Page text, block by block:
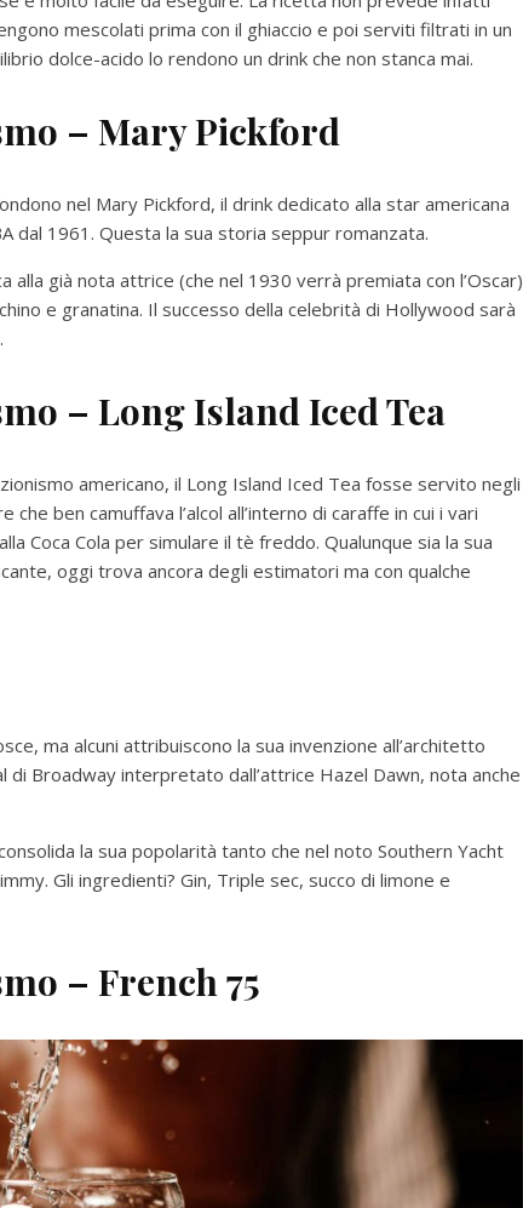
mescolati prima con il ghiaccio e poi serviti filtrati in un
dolce-acido lo rendono un drink che non stanca mai.
– Mary Pickford
nel Mary Pickford, il drink dedicato alla star americana
dal 1961. Questa la sua storia seppur romanzata.
alla già nota attrice (che nel 1930 verrà premiata con l’Oscar)
e granatina. Il successo della celebrità di Hollywood sarà
– Long Island Iced Tea
americano, il Long Island Iced Tea fosse servito negli
ben camuffava l’alcol all’interno di caraffe in cui i vari
Coca Cola per simulare il tè freddo. Qualunque sia la sua
oggi trova ancora degli estimatori ma con qualche
ma alcuni attribuiscono la sua invenzione all’architetto
di Broadway interpretato dall’attrice Hazel Dawn, nota anche
la sua popolarità tanto che nel noto Southern Yacht
Gli ingredienti? Gin, Triple sec, succo di limone e
– French 75